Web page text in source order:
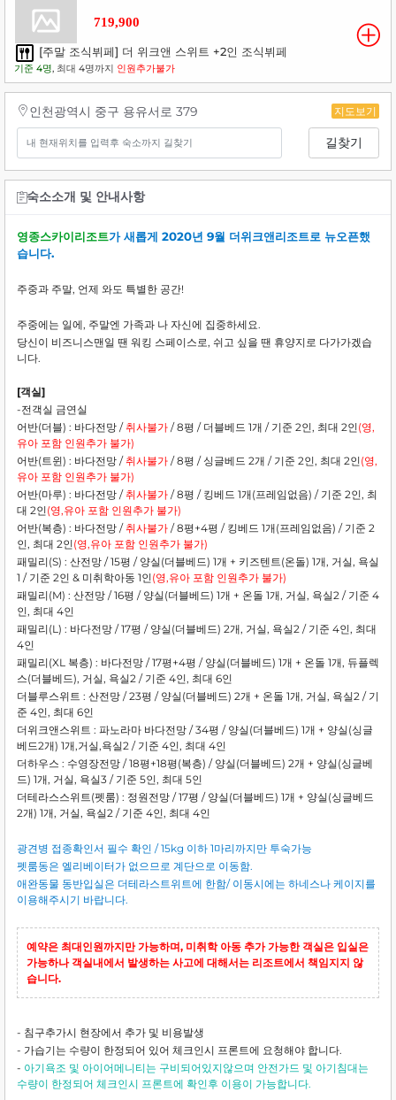
719,900
[주말 조식뷔페] 더 위크앤 스위트 +2인 조식뷔페
기준 4명, 최대 4명까지 인원추가불가
인천광역시 중구 용유서로 379 지도보기
길찾기
숙소소개 및 안내사항
영종스카이리조트가 새롭게 2020년 9월 더위크앤리조트로 뉴오픈했
습니다.
주중과 주말, 언제 와도 특별한 공간!
주중에는 일에, 주말엔 가족과 나 자신에 집중하세요.
당신이 비즈니스맨일 땐 워킹 스페이스로, 쉬고 싶을 땐 휴양지로 다가가겠습
니다.
[객실]
-전객실 금연실
어반(더블) : 바다전망 /취사불가 / 8평 / 더블베드 1개 / 기준 2인, 최대 2인(영,
유아 포함 인원추가 불가)
어반(트윈) : 바다전망 /취사불가 / 8평 / 싱글베드 2개 / 기준 2인, 최대 2인(영,
유아 포함 인원추가 불가)
어반(마루) : 바다전망 /취사불가 / 8평 / 킹베드 1개(프레임없음) / 기준 2인, 최
대 2인(영,유아 포함 인원추가 불가)
어반(복층) : 바다전망 /취사불가 / 8평+4평 / 킹베드 1개(프레임없음) / 기준 2
인, 최대 2인(영,유아 포함 인원추가 불가)
패밀리(S) : 산전망 / 15평 / 양실(더블베드) 1개 + 키즈텐트(온돌) 1개, 거실, 욕실
1 / 기준 2인 & 미취학아동 1인(영,유아 포함 인원추가 불가)
패밀리(M) : 산전망 / 16평 / 양실(더블베드) 1개 + 온돌 1개, 거실, 욕실2 / 기준 4
인, 최대 4인
패밀리(L) : 바다전망 / 17평 / 양실(더블베드) 2개, 거실, 욕실2 / 기준 4인, 최대
4인
패밀리(XL 복층) : 바다전망 / 17평+4평 / 양실(더블베드) 1개 + 온돌 1개, 듀플렉
스(더블베드), 거실, 욕실2 / 기준 4인, 최대 6인
더블루스위트 : 산전망 / 23평 / 양실(더블베드) 2개 + 온돌 1개, 거실, 욕실2 / 기
준 4인, 최대 6인
더위크앤스위트 : 파노라마 바다전망 / 34평 / 양실(더블베드) 1개 + 양실(싱글
베드2개) 1개,거실,욕실2 / 기준 4인, 최대 4인
더하우스 : 수영장전망 / 18평+18평(복층) / 양실(더블베드) 2개 + 양실(싱글베
드) 1개, 거실, 욕실3 / 기준 5인, 최대 5인
더테라스스위트(펫룸) : 정원전망 / 17평 / 양실(더블베드) 1개 + 양실(싱글베드
2개) 1개, 거실, 욕실2 / 기준 4인, 최대 4인
광견병 접종확인서 필수 확인 / 15kg 이하 1마리까지만 투숙가능
펫룸동은 엘리베이터가 없으므로 계단으로 이동함.
애완동물 동반입실은 더테라스트위트에 한함/ 이동시에는 하네스나 케이지를
이용해주시기 바랍니다.
예약은 최대인원까지만 가능하며, 미취학 아동 추가 가능한 객실은 입실은
가능하나 객실내에서 발생하는 사고에 대해서는 리조트에서 책임지지 않
습니다.
- 침구추가시 현장에서 추가 및 비용발생
- 가습기는 수량이 한정되어 있어 체크인시 프론트에 요청해야 합니다.
- 아기욕조 및 아이어메니티는 구비되어있지않으며 안전가드 및 아기침대는
수량이 한정되어 체크인시 프론트에 확인후 이용이 가능합니다.